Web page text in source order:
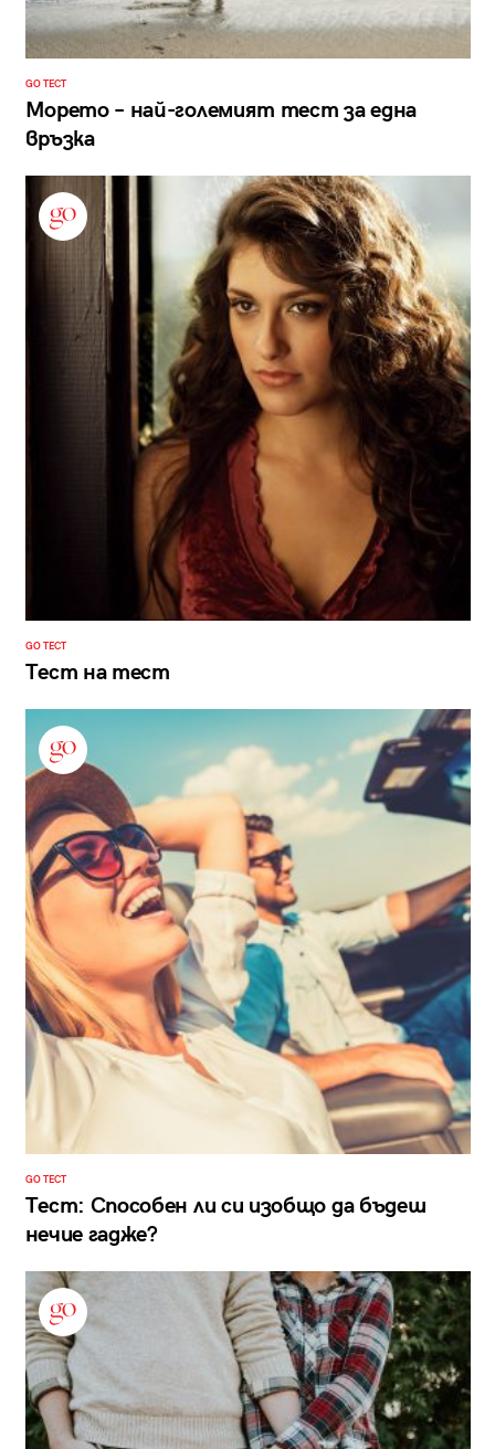
GO ТЕСТ
Морето – най-големият тест за една
връзка
GO ТЕСТ
Тест на тест
GO ТЕСТ
Тест: Способен ли си изобщо да бъдеш
нечие гадже?